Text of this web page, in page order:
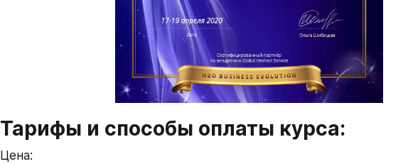
Тарифы и способы оплаты курса:
Цена: